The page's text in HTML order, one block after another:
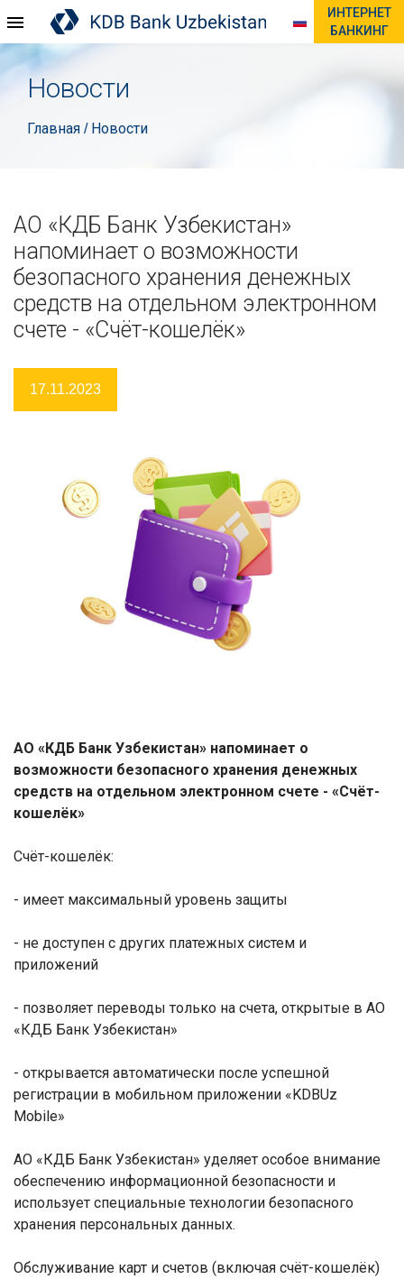
ИНТЕРНЕТ
БАНКИНГ
Новости
Главная / Новости
АО «КДБ Банк Узбекистан»
напоминает о возможности
безопасного хранения денежных
средств на отдельном электронном
счете - «Счёт-кошелёк»
17.11.2023
АО «КДБ Банк Узбекистан» напоминает о
возможности безопасного хранения денежных
средств на отдельном электронном счете - «Счёт-
кошелёк»
Счёт-кошелёк:
- имеет максимальный уровень защиты
- не доступен с других платежных систем и
приложений
- позволяет переводы только на счета, открытые в АО
«КДБ Банк Узбекистан»
- открывается автоматически после успешной
регистрации в мобильном приложении «KDBUz
Mobile»
АО «КДБ Банк Узбекистан» уделяет особое внимание
обеспечению информационной безопасности и
использует специальные технологии безопасного
хранения персональных данных.
Обслуживание карт и счетов (включая счёт-кошелёк)